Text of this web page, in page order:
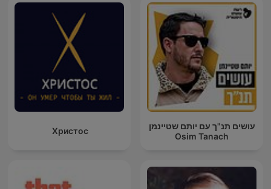
Христос
עושים תנ"ך עם יותם שטיינמן
Osim Tanach